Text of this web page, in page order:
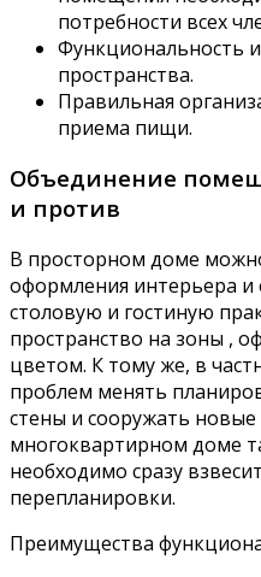
потребности всех
Функциональность
пространства.
Правильная
приема пищи.
Объединение
и против
В просторном доме
оформления интерьера и
столовую и гостиную
пространство на зоны ,
цветом. К тому же, в
проблем менять
стены и сооружать новые
многоквартирном доме
необходимо сразу
перепланировки.
Преимущества